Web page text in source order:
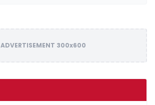
ADVERTISEMENT 300x600